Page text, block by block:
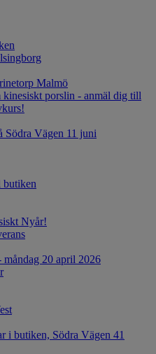
Malmö
porslin - anmäl dig till
Södra Vägen 11 juni
Nyår!
20 april 2026
i butiken, Södra Vägen 41